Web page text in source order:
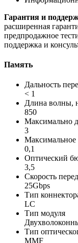
Гарантия и
расширенная
предпродажное
поддержка и
Память
Дальность
< 1
Длина волны,
850
Максимально
3
Максимальное
0,1
Оптический
3,5
Скорость
25Gbps
Тип
LC
Тип модуля
Тип
MMF